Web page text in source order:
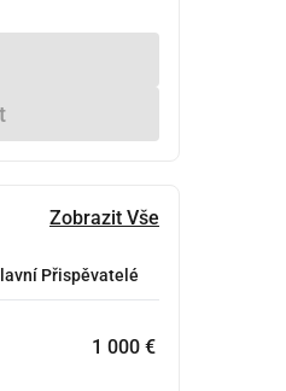
Zobrazit Vše
Přispěvatelé
1 000 €